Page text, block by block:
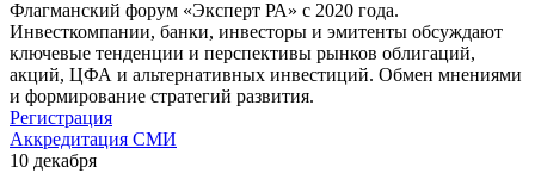
Флагманский форум «Эксперт РА» с 2020 года.
Инвесткомпании, банки, инвесторы и эмитенты обсуждают
ключевые тенденции и перспективы рынков облигаций,
акций, ЦФА и альтернативных инвестиций. Обмен мнениями
и формирование стратегий развития.
Регистрация
Аккредитация СМИ
10 декабря